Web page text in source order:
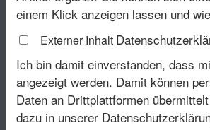
einem Klick anzeigen lassen und
Externer Inhalt
Ich bin damit einverstanden, dass
angezeigt werden. Damit können
Daten an Drittplattformen
dazu in unserer